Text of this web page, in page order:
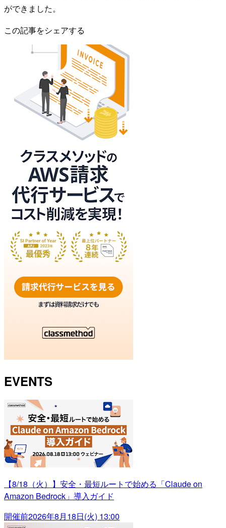
ができました。
この記事をシェアする
EVENTS
【8/18（火）】安全・最短ルートで始める「Claude on
Amazon Bedrock」導入ガイド
開催前2026年8月18日(火) 13:00